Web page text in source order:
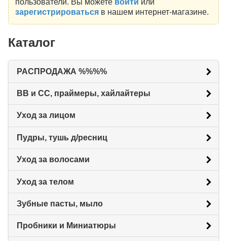
зарегистрироватьсяв нашем интернет-магазине.
Каталог
РАСПРОДАЖА %%%%
BB и CC, праймеры, хайлайтеры
Уход за лицом
Пудры, тушь д/ресниц
Уход за волосами
Уход за телом
Зубные пасты, мыло
Пробники и Миниатюры